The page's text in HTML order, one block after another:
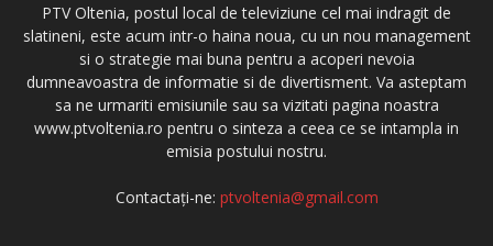
PTV Oltenia, postul local de televiziune cel mai indragit de
slatineni, este acum intr-o haina noua, cu un nou management
si o strategie mai buna pentru a acoperi nevoia
dumneavoastra de informatie si de divertisment. Va asteptam
sa ne urmariti emisiunile sau sa vizitati pagina noastra
www.ptvoltenia.ro pentru o sinteza a ceea ce se intampla in
emisia postului nostru.
Contactați-ne: ptvoltenia@gmail.com